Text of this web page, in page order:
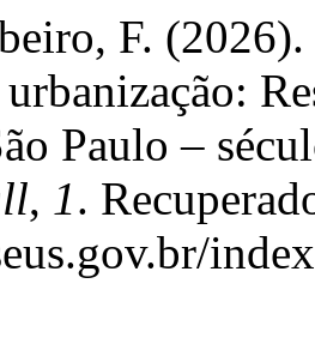
F.
Paulo –
, 1.